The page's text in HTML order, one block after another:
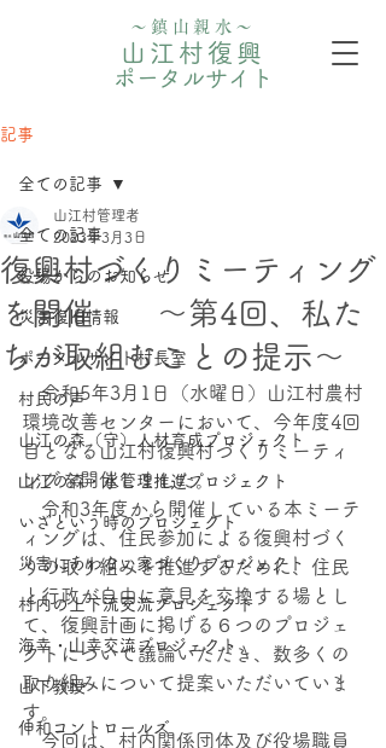
〜鎮山親水〜
山江村復興
ポータルサイト
記事
全ての記事
役場からのお知らせ
災害復旧情報
ポータルサイト村長室
村民の声
山江の森（守）人材育成プロジェクト
⼭江の森・⽔管理推進プロジェクト
いざという時のプロジェクト
災害にあわない家づくりプロジェクト
村内の上下流交流プロジェクト
海幸・⼭幸交流プロジェクト
山下教授
伸和コントロールズ
全ての記事
復興村づくりミーティング
を開催 ～第4回、私た
ちが取組むことの提示～
山江村管理者
2023年3月3日
令和5年3月1日（水曜日）山江村農村
環境改善センターにおいて、今年度4回
目となる山江村復興村づくりミーティ
ングを開催しました。
令和3年度から開催している本ミーテ
ィングは、住民参加による復興村づく
りの取り組みを推進するために、住民
と行政が自由に意見を交換する場とし
て、復興計画に掲げる６つのプロジェ
クトについて議論いただき、数多くの
取り組みについて提案いただいていま
す。
今回は、村内関係団体及び役場職員